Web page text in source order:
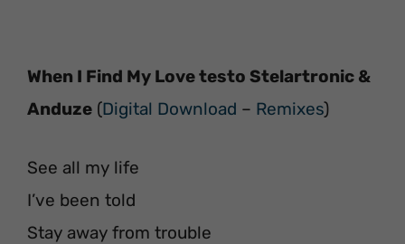
When I Find My Love testo Stelartronic &
Anduze (Digital Download – Remixes)
See all my life
I’ve been told
Stay away from trouble